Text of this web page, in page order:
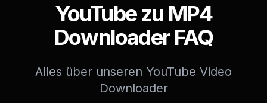
YouTube zu MP4
Downloader FAQ
Alles über unseren YouTube Video
Downloader